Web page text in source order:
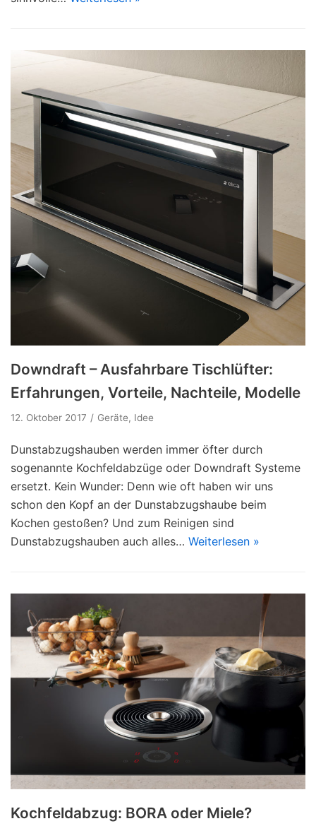
Downdraft – Ausfahrbare Tischlüfter:
Erfahrungen, Vorteile, Nachteile, Modelle
12. Oktober 2017 Geräte, Idee
Dunstabzugshauben werden immer öfter durch
sogenannte Kochfeldabzüge oder Downdraft Systeme
ersetzt. Kein Wunder: Denn wie oft haben wir uns
schon den Kopf an der Dunstabzugshaube beim
Kochen gestoßen? Und zum Reinigen sind
Dunstabzugshauben auch alles… Weiterlesen »
Kochfeldabzug: BORA oder Miele?